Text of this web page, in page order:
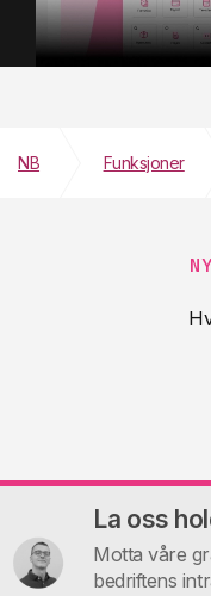
La oss
Motta våre
bedriftens
NB Funksjoner